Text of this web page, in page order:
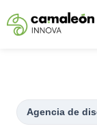
Saltar
Agencia de